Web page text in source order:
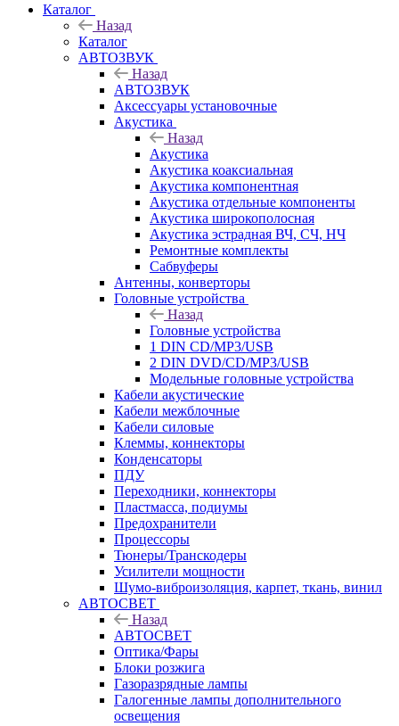
Каталог
Назад
Каталог
АВТОЗВУК
Назад
АВТОЗВУК
Аксессуары установочные
Акустика
Назад
Акустика
Акустика коаксиальная
Акустика компонентная
Акустика отдельные компоненты
Акустика широкополосная
Акустика эстрадная ВЧ, СЧ, НЧ
Ремонтные комплекты
Сабвуферы
Антенны, конверторы
Головные устройства
Назад
Головные устройства
1 DIN CD/MP3/USB
2 DIN DVD/CD/MP3/USB
Модельные головные устройства
Кабели акустические
Кабели межблочные
Кабели силовые
Клеммы, коннекторы
Конденсаторы
ПДУ
Переходники, коннекторы
Пластмасса, подиумы
Предохранители
Процессоры
Тюнеры/Транскодеры
Усилители мощности
Шумо-виброизоляция, карпет, ткань, винил
АВТОСВЕТ
Назад
АВТОСВЕТ
Оптика/Фары
Блоки розжига
Газоразрядные лампы
Галогенные лампы дополнительного
освещения